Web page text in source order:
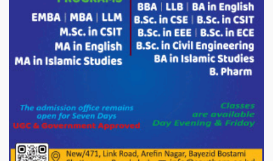
ভারপ্রাপ্ত রাষ্ট্রপতি হাফিজ উদ্দিন আহমদের
সাথে এইচটি বাংলা অনলাইন পোর্টাল ও আইপি
টিভির সম্পাদক মোঃ ইসমাইল হোসেনের
সৌজন্য সাক্ষাৎ।
পাটগ্রামে জুলাই অভ্যুত্থান দিবস উপলক্ষে
পোরশায় গণঅভ্যুত্থান দিবসে শহিদ ও জুলাই